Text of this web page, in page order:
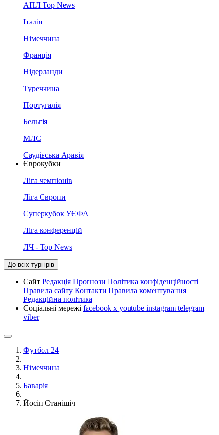
АПЛ Top News
Італія
Німеччина
Франція
Нідерланди
Туреччина
Португалія
Бельгія
МЛС
Саудівська Аравія
Єврокубки
Ліга чемпіонів
Ліга Європи
Суперкубок УЄФА
Ліга конференцій
ЛЧ - Top News
До всіх турнірів
Сайт Редакція Прогнози Політика конфіденційності
Правила сайту Контакти Правила коментування
Редакційна політика
Соціальні мережі facebook x youtube instagram telegram
viber
Футбол 24
Німеччина
Баварія
Йосіп Станішіч